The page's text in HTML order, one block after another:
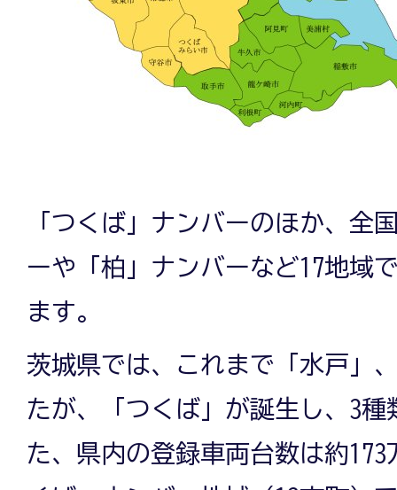
「つくば」ナンバーのほか、全
ーや「柏」ナンバーなど17地域
ます。
茨城県では、これまで「水戸」
たが、「つくば」が誕生し、3
た、県内の登録車両台数は約